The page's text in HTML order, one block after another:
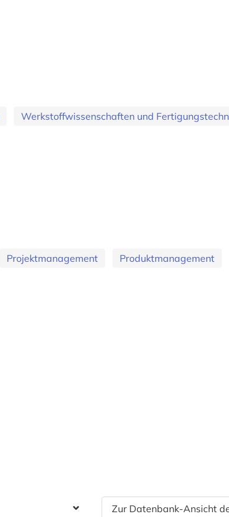
Werkstoffwissenschaften und
Projektmanagement Produktmanagement
Zur Datenbank-Ansicht